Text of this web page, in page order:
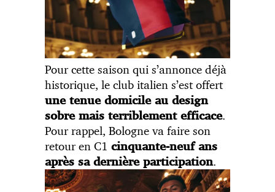
Pour cette saison qui s’annonce déjà
historique, le club italien s’est offert
une tenue domicile au design
sobre mais terriblement efficace.
Pour rappel, Bologne va faire son
retour en C1cinquante-neuf ans
après sa dernière participation.